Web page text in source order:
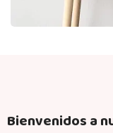
Bienvenidos a